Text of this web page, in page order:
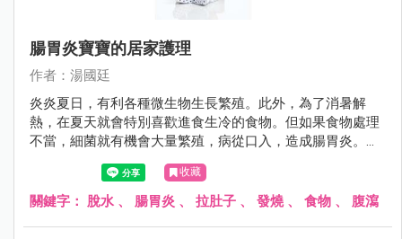
腸胃炎寶寶的居家護理
作者：湯國廷
炎炎夏日，有利各種微生物生長繁殖。此外，為了消暑解
熱，在夏天就會特別喜歡進食生冷的食物。但如果食物處理
不當，細菌就有機會大量繁殖，病從口入，造成腸胃炎。腸
胃炎的症狀不外乎嘔吐與腹瀉，其症狀可輕可重，就醫之
前，如何避免進一步惡化，其實有些撇步。
收藏
關鍵字： 脫水 、 腸胃炎 、 拉肚子 、 發燒、 食物 、 腹瀉